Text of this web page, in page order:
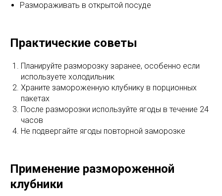
Размораживать в открытой посуде
Практические советы
Планируйте разморозку заранее, особенно если
используете холодильник
Храните замороженную клубнику в порционных
пакетах
После разморозки используйте ягоды в течение 24
часов
Не подвергайте ягоды повторной заморозке
Применение размороженной
клубники